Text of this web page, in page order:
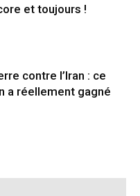
et toujours !
contre l’Iran : ce
a réellement gagné